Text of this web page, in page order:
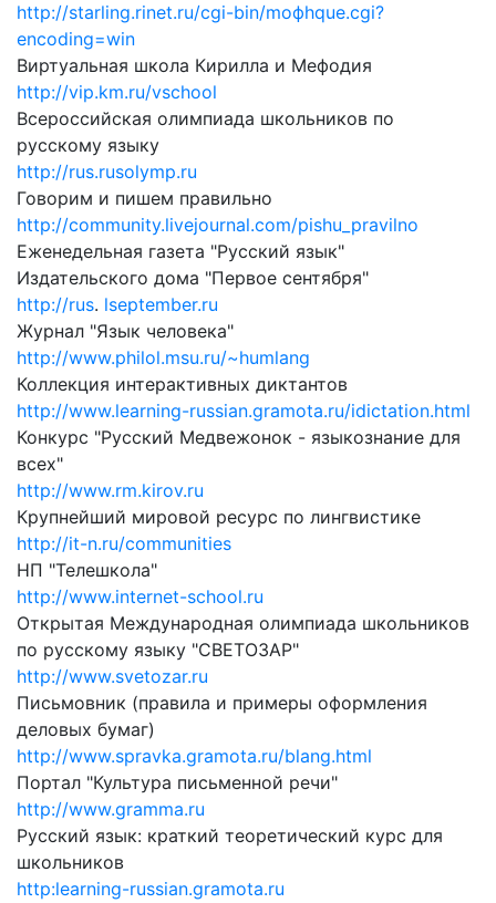
http://starling.rinet.ru/cgi-bin/moфhque.cgi?
encoding=win
Виртуальная школа Кирилла и Мефодия
http://vip.km.ru/vschool
Всероссийская олимпиада школьников по
русскому языку
http://rus.rusolymp.ru
Говорим и пишем правильно
http://community.livejournal.com/pishu_pravilno
Еженедельная газета "Русский язык"
Издательского дома "Первое сентября"
http://rus. lseptember.ru
Журнал "Язык человека"
http://www.philol.msu.ru/~humlang
Коллекция интерактивных диктантов
http://www.learning-russian.gramota.ru/idictation.html
Конкурс "Русский Медвежонок - языкознание для
всех"
http://www.rm.kirov.ru
Крупнейший мировой ресурс по лингвистике
http://it-n.ru/communities
НП "Телешкола"
http://www.internet-school.ru
Открытая Международная олимпиада школьников
по русскому языку "СВЕТОЗАР"
http://www.svetozar.ru
Письмовник (правила и примеры оформления
деловых бумаг)
http://www.spravka.gramota.ru/blang.html
Портал "Культура письменной речи"
http://www.gramma.ru
Русский язык: краткий теоретический курс для
школьников
http:learning-russian.gramota.ru